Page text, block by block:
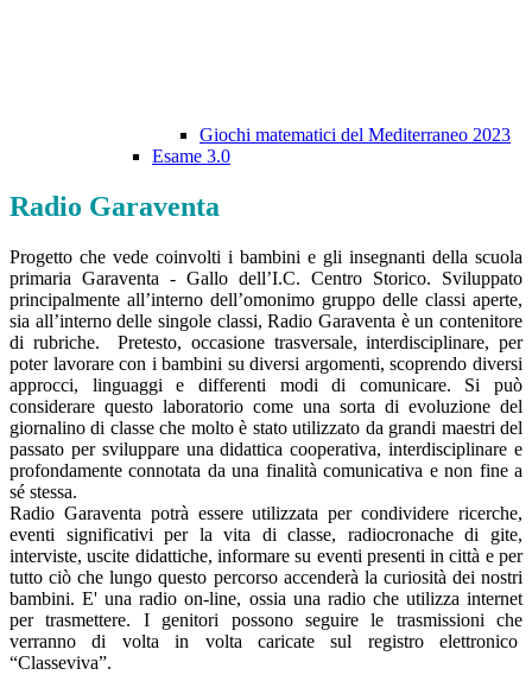
Giochi matematici del Mediterraneo 2023
Esame 3.0
Radio Garaventa
Progetto che vede coinvolti i bambini e gli insegnanti della scuola
primaria Garaventa - Gallo dell’I.C. Centro Storico. Sviluppato
principalmente all’interno dell’omonimo gruppo delle classi aperte,
sia all’interno delle singole classi, Radio Garaventa è un contenitore
di rubriche. Pretesto, occasione trasversale, interdisciplinare, per
poter lavorare con i bambini su diversi argomenti, scoprendo diversi
approcci, linguaggi e differenti modi di comunicare. Si può
considerare questo laboratorio come una sorta di evoluzione del
giornalino di classe che molto è stato utilizzato da grandi maestri del
passato per sviluppare una didattica cooperativa, interdisciplinare e
profondamente connotata da una finalità comunicativa e non fine a
sé stessa.
Radio Garaventa potrà essere utilizzata per condividere ricerche,
eventi significativi per la vita di classe, radiocronache di gite,
interviste, uscite didattiche, informare su eventi presenti in città e per
tutto ciò che lungo questo percorso accenderà la curiosità dei nostri
bambini. E' una radio on-line, ossia una radio che utilizza internet
per trasmettere. I genitori possono seguire le trasmissioni che
verranno di volta in volta caricate sul registro elettronico
“Classeviva”.